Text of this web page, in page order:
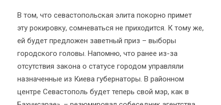
В том, что севастопольская элита покорно примет
эту рокировку, сомневаться не приходится. К тому же,
ей будет предложен заветный приз – выборы
городского головы. Напомню, что ранее из-за
отсутствия закона о статусе городом управляли
назначенные из Киева губернаторы. В районном
центре Севастополь будет теперь свой мэр, как в